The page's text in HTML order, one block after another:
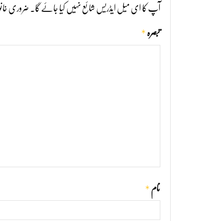
آپ کا ای میل ایڈریس شائع نہیں کیا جائے گا۔ ضروری
تبصرہ *
نام *